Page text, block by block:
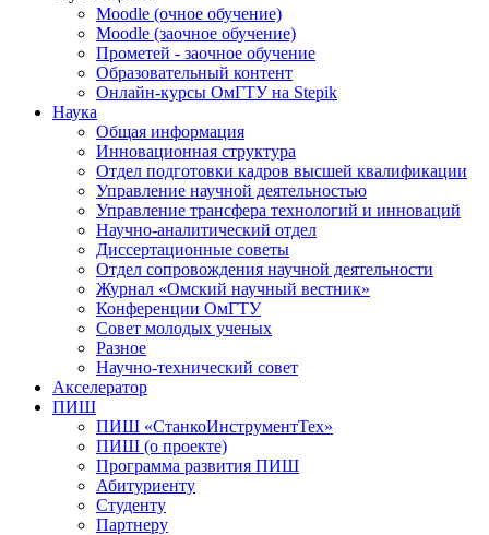
Moodle (очное обучение)
Moodle (заочное обучение)
Прометей - заочное обучение
Образовательный контент
Онлайн-курсы ОмГТУ на Stepik
Наука
Общая информация
Инновационная структура
Отдел подготовки кадров высшей квалификации
Управление научной деятельностью
Управление трансфера технологий и инноваций
Научно-аналитический отдел
Диссертационные советы
Отдел сопровождения научной деятельности
Журнал «Омский научный вестник»
Конференции ОмГТУ
Совет молодых ученых
Разное
Научно-технический совет
Акселератор
ПИШ
ПИШ «СтанкоИнструментТех»
ПИШ (о проекте)
Программа развития ПИШ
Абитуриенту
Студенту
Партнеру